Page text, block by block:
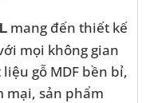
mang đến thiết kế
mọi không gian
gỗ MDF bền bỉ,
mại, sản phẩm